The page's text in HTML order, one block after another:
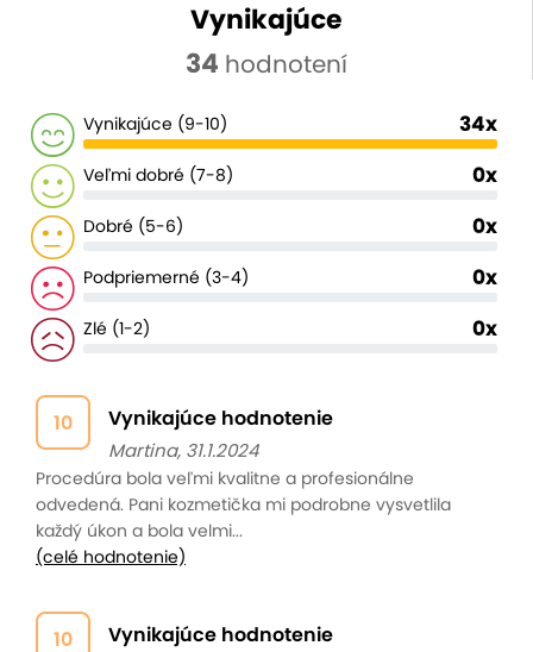
Vynikajúce
34 hodnotení
Vynikajúce (9-10) 34x
Veľmi dobré (7-8) 0x
Dobré (5-6) 0x
Podpriemerné (3-4) 0x
Zlé (1-2) 0x
10 Vynikajúce hodnotenie
Martina, 31.1.2024
Procedúra bola veľmi kvalitne a profesionálne
odvedená. Pani kozmetička mi podrobne vysvetlila
každý úkon a bola velmi...
(celé hodnotenie)
10 Vynikajúce hodnotenie